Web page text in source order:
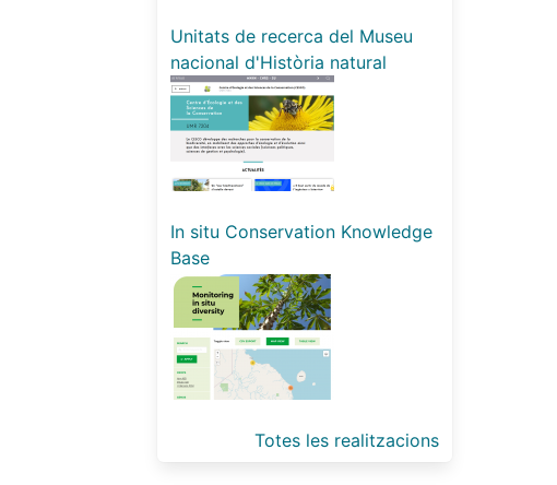
Unitats de recerca del Museu
nacional d'Història natural
In situ Conservation Knowledge
Base
Totes les realitzacions